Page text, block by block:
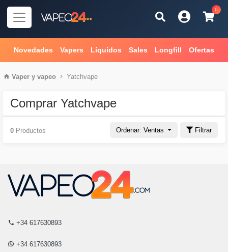
0
Novedades Vapers Líquidos Sales Longfill Ofertas
Vaper y vapeo Yatchvape
Comprar Yatchvape
Ordenar: Ventas Filtrar
0 Productos
+34 617630893
+34 617630893